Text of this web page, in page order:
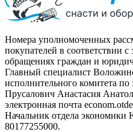
Номера уполномоченных
покупателей в соответствии с
обращениях граждан и
Главный специалист
исполнительного комитета
Прусалович Анастасия
электронная почта
Начальник отдела экономики
80177255000.